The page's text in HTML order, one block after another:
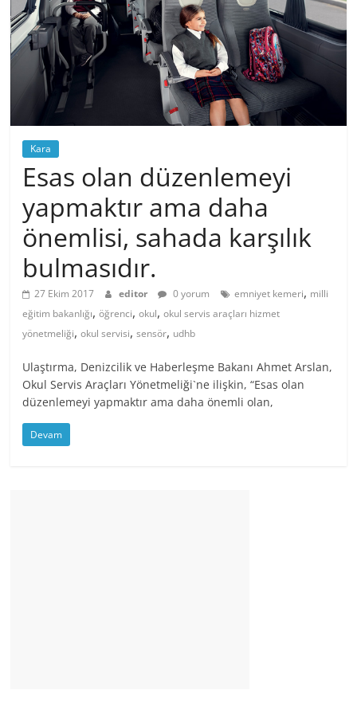
Kara
Esas olan düzenlemeyi
yapmaktır ama daha
önemlisi, sahada karşılık
bulmasıdır.
27 Ekim 2017 editor 0 yorum emniyet kemeri, milli
eğitim bakanlığı,öğrenci,okul,okul servis araçları hizmet
yönetmeliği,okul servisi,sensör, udhb
Ulaştırma, Denizcilik ve Haberleşme Bakanı Ahmet Arslan,
Okul Servis Araçları Yönetmeliği`ne ilişkin, “Esas olan
düzenlemeyi yapmaktır ama daha önemli olan,
Devam